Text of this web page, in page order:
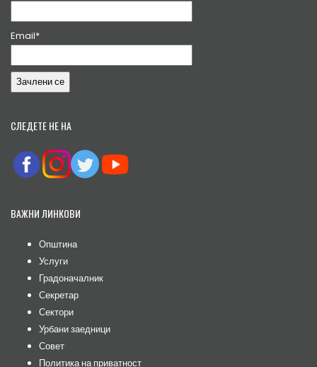
Email*
СЛЕДЕТЕ НЕ НА
ВАЖНИ ЛИНКОВИ
Општина
Услуги
Градоначалник
Секретар
Сектори
Урбани заедници
Совет
Политика на приватност